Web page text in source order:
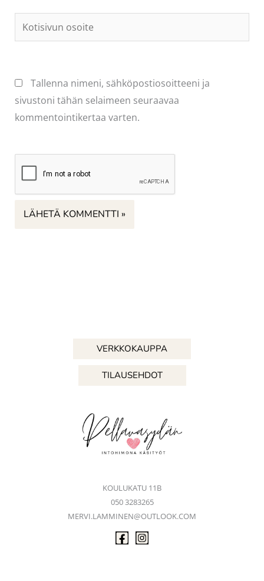
Kotisivun
osoite
Tallenna nimeni, sähköpostiosoitteeni ja
sivustoni tähän selaimeen seuraavaa
kommentointikertaa varten.
VERKKOKAUPPA
TILAUSEHDOT
KOULUKATU 11B
050 3283265
MERVI.LAMMINEN@OUTLOOK.COM